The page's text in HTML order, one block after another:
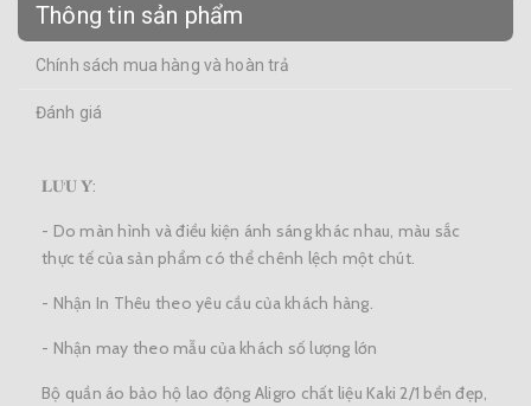
Thông tin sản phẩm
Chính sách mua hàng và hoàn trả
Đánh giá
𝐋𝐔̛𝐔 𝐘́:
- Do màn hình và điều kiện ánh sáng khác nhau, màu sắc
thực tế của sản phẩm có thể chênh lệch một chút.
- Nhận In Thêu theo yêu cầu của khách hàng.
- Nhận may theo mẫu của khách số lượng lớn
Bộ quần áo bảo hộ lao động Aligro chất liệu Kaki 2/1 bền đẹp,